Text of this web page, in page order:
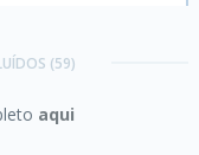
(59)
aqui